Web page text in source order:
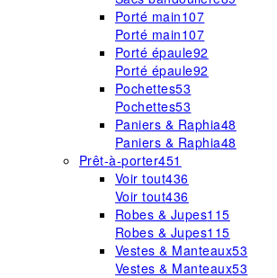
Porté main107
Porté main107
Porté épaule92
Porté épaule92
Pochettes53
Pochettes53
Paniers & Raphia48
Paniers & Raphia48
Prêt-à-porter451
Voir tout436
Voir tout436
Robes & Jupes115
Robes & Jupes115
Vestes & Manteaux53
Vestes & Manteaux53